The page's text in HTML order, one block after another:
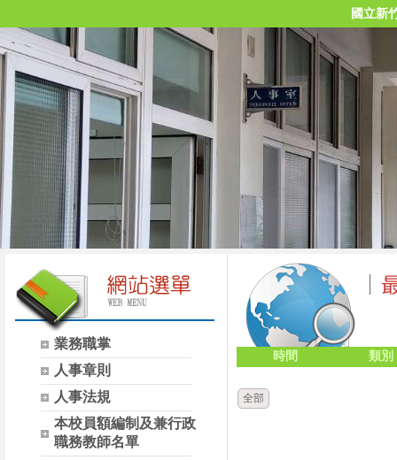
國立新
業務職掌
人事章則
人事法規
本校員額編制及兼行政
職務教師名單
時間 類別
全部